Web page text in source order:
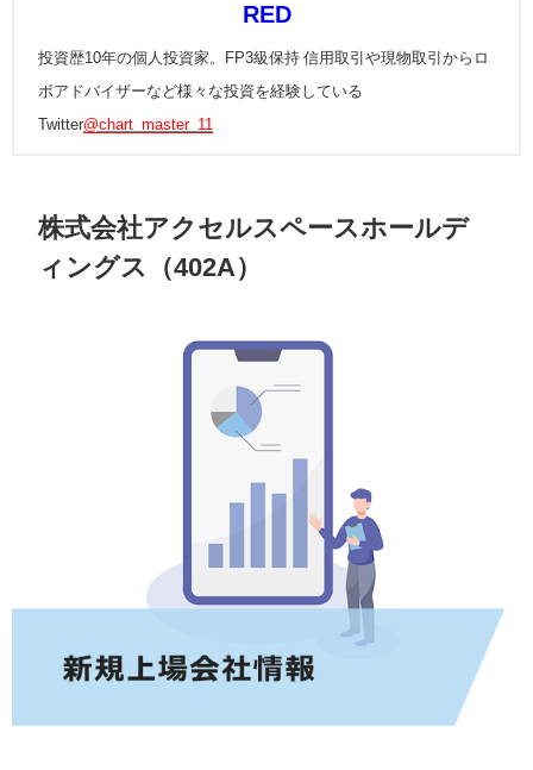
RED
投資歴10年の個人投資家。FP3級保持 信用取引や現物取引からロ
ボアドバイザーなど様々な投資を経験している
Twitter@chart_master_11
株式会社アクセルスペースホールデ
ィングス（402A）